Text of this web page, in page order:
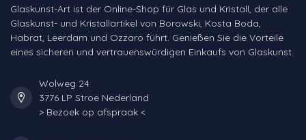
Glaskunst-Art ist der Online-Shop für Glas und Kristall, der alle
Glaskunst- und Kristallartikel von Borowski, Kosta Boda,
Habrat, Leerdam und Ozzaro führt. Genießen Sie die Vorteile
eines sicheren und vertrauenswürdigen Einkaufs von Glaskunst.
Wolweg 24
3776 LP Stroe Nederland
> Bezoek op afspraak <